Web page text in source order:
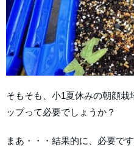
そもそも、小1夏休みの朝顔
ップって必要でしょうか？
まあ・・・結果的に、必要で